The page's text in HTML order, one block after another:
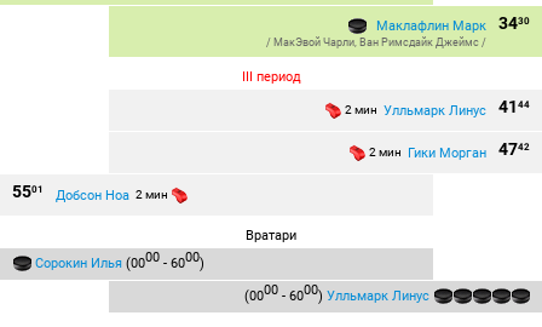
3430
Маклафлин Марк
/ МакЭвой Чарли, Ван Римсдайк Джеймс /
III период
41 44
2 мин Улльмарк Линус
4742
2 мин Гики Морган
5501 Добсон Ноа 2 мин
Вратари
Сорокин Илья (0000 - 6000)
(0000 - 6000) Улльмарк Линус